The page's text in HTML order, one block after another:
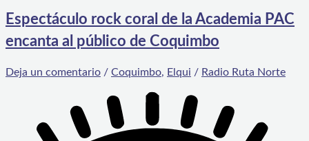
Espectáculo rock coral de la Academia PAC
encanta al público de Coquimbo
Deja un comentario / Coquimbo, Elqui / Radio Ruta Norte